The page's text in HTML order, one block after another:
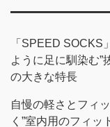
「SPEED SOCKS
ように足に馴染む”
の大きな特長
自慢の軽さとフィ
く”室内用のフィッ